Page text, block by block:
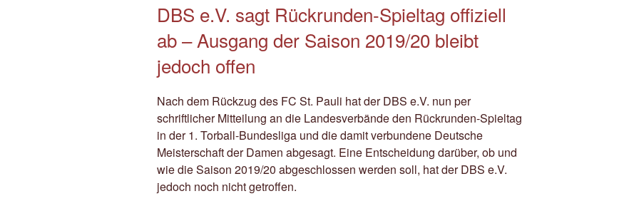
DBS e.V. sagt Rückrunden-Spieltag offiziell
ab – Ausgang der Saison 2019/20 bleibt
jedoch offen
Nach dem Rückzug des FC St. Pauli hat der DBS e.V. nun per
schriftlicher Mitteilung an die Landesverbände den Rückrunden-Spieltag
in der 1. Torball-Bundesliga und die damit verbundene Deutsche
Meisterschaft der Damen abgesagt. Eine Entscheidung darüber, ob und
wie die Saison 2019/20 abgeschlossen werden soll, hat der DBS e.V.
jedoch noch nicht getroffen.